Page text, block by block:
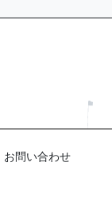
お問い合わせ